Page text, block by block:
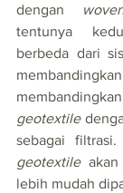
dengan
tentunya
berbeda dari
geotextile
sebagai
geotextile
lebih mudah